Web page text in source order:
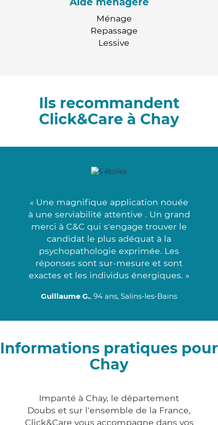
Ménage
Repassage
Lessive
Ils recommandent
Click&Care à Chay
« Une magnifique application nouée
à une serviabilité attentive . Un grand
merci à C&C qui s'engage trouver le
candidat le plus adéquat à la
psychopathologie exprimée. Les
réponses sont sur-mesure et sont
exactes et les individus énergiques. »
Guillaume G., 94 ans, Salins-les-Bains
Informations pratiques pour
Chay
Impanté à Chay, le département
Doubs et sur l'ensemble de la France,
Click&Care vous accompagne dans vos